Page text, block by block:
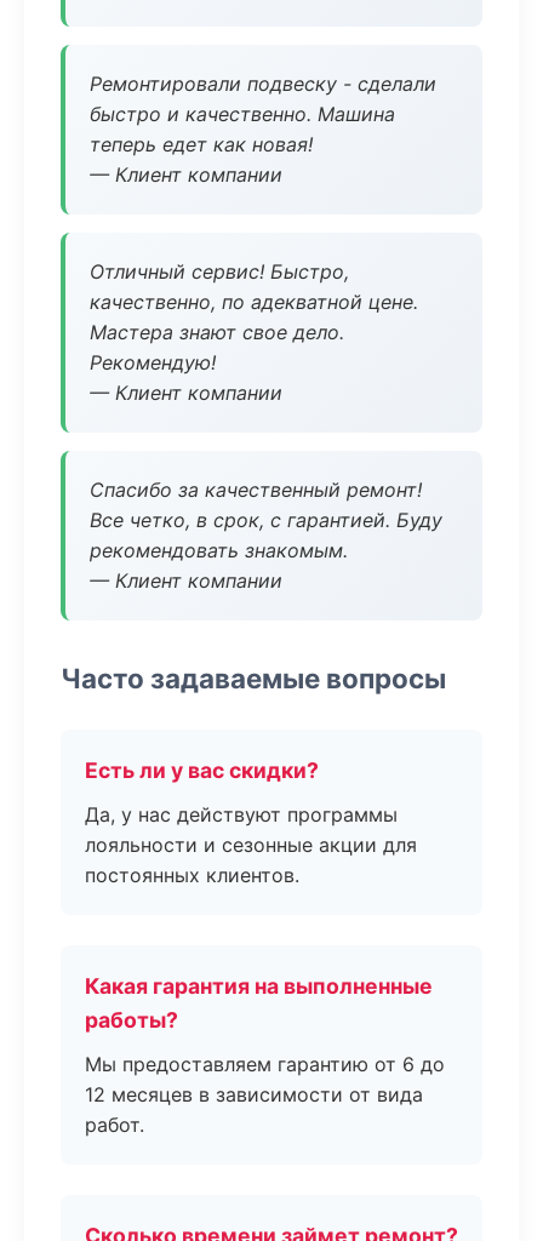
Ремонтировали подвеску - сделали
быстро и качественно. Машина
теперь едет как новая!
— Клиент компании
Отличный сервис! Быстро,
качественно, по адекватной цене.
Мастера знают свое дело.
Рекомендую!
— Клиент компании
Спасибо за качественный ремонт!
Все четко, в срок, с гарантией. Буду
рекомендовать знакомым.
— Клиент компании
Часто задаваемые вопросы
Есть ли у вас скидки?
Да, у нас действуют программы
лояльности и сезонные акции для
постоянных клиентов.
Какая гарантия на выполненные
работы?
Мы предоставляем гарантию от 6 до
12 месяцев в зависимости от вида
работ.
Сколько времени займет ремонт?